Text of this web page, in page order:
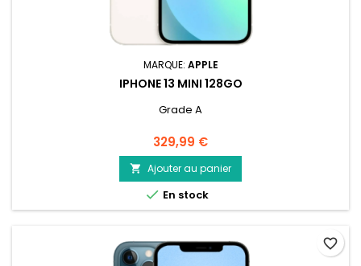
MARQUE: APPLE
IPHONE 13 MINI 128GO
Grade A
Prix
329,99 €
 Ajouter au panier
 En stock
favorite_border